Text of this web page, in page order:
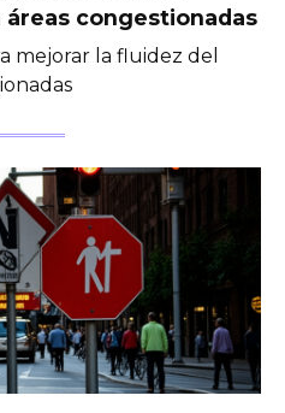
congestionadas
mejorar la fluidez del